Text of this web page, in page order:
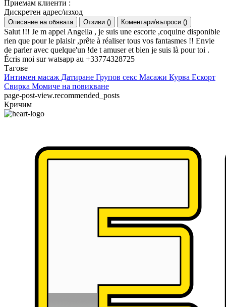
Приемам клиенти :
Дискретен адрес/изход
Описание на обявата Отзиви () Коментари/въпроси ()
Salut !!! Je m appel Angella , je suis une escorte ,coquine disponible
rien que pour le plaisir ,prête à réaliser tous vos fantasmes !! Envie
de parler avec quelque'un !de t amuser et bien je suis là pour toi .
Écris moi sur watsapp au +33774328725
Тагове
Интимен масаж Датиране Групов секс Масажи Курва Ескорт
Свирка Момиче на повикване
page-post-view.recommended_posts
Кричим